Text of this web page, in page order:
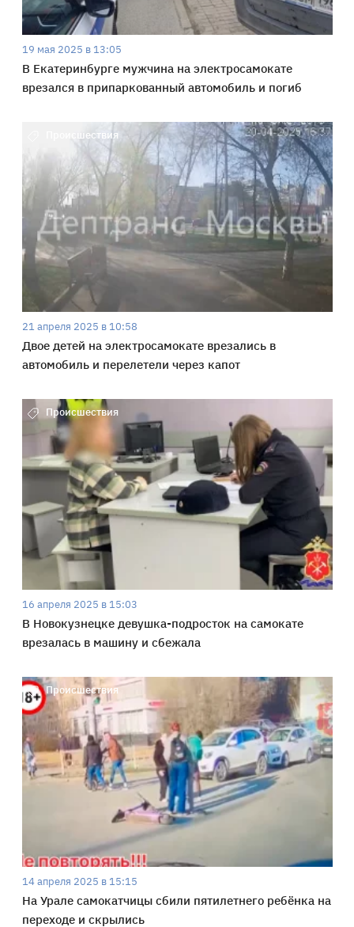
19 мая 2025 в 13:05
В Екатеринбурге мужчина на электросамокате
врезался в припаркованный автомобиль и погиб
Происшествия
21 апреля 2025 в 10:58
Двое детей на электросамокате врезались в
автомобиль и перелетели через капот
Происшествия
16 апреля 2025 в 15:03
В Новокузнецке девушка-подросток на самокате
врезалась в машину и сбежала
Происшествия
14 апреля 2025 в 15:15
На Урале самокатчицы сбили пятилетнего ребёнка на
переходе и скрылись